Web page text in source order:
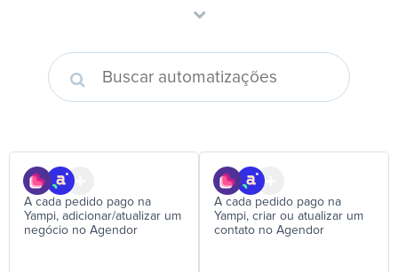
A cada pedido pago na
Yampi, adicionar/atualizar um
negócio no Agendor
A cada pedido pago na
Yampi, criar ou atualizar um
contato no Agendor